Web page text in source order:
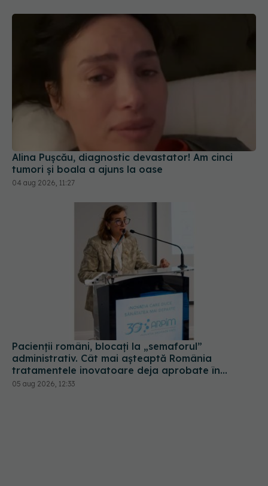
Alina Pușcău, diagnostic devastator! Am cinci
tumori și boala a ajuns la oase
04 aug 2026, 11:27
Pacienții români, blocați la „semaforul”
administrativ. Cât mai așteaptă România
tratamentele inovatoare deja aprobate în
Europa
05 aug 2026, 12:33